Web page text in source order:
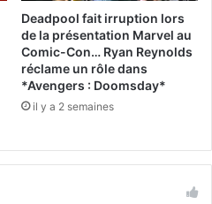
Deadpool fait irruption lors
de la présentation Marvel au
Comic-Con… Ryan Reynolds
réclame un rôle dans
*Avengers : Doomsday*
il y a 2 semaines